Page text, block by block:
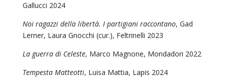
Gallucci 2024
Noi ragazzi della libertà. I partigiani raccontano, Gad
Lerner, Laura Gnocchi (cur.), Feltrinelli 2023
La guerra di Celeste, Marco Magnone, Mondadori 2022
Tempesta Matteotti, Luisa Mattia, Lapis 2024